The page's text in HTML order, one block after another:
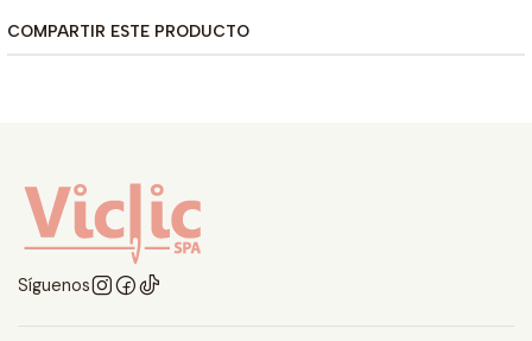
COMPARTIR ESTE PRODUCTO
Síguenos